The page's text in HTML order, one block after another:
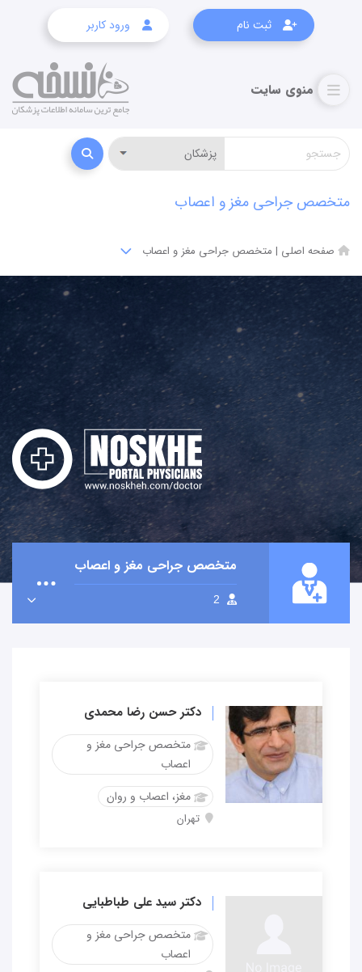
ثبت نام ورود کاربر
متخصص جراحی مغز و اعصاب
صفحه اصلی | متخصص جراحی مغز و اعصاب
متخصص جراحی مغز و اعصاب
2
دکتر حسن رضا محمدی
متخصص جراحی مغز و
اعصاب
مغز، اعصاب و روان
تهران
دکتر سید علی طباطبایی
متخصص جراحی مغز و
اعصاب